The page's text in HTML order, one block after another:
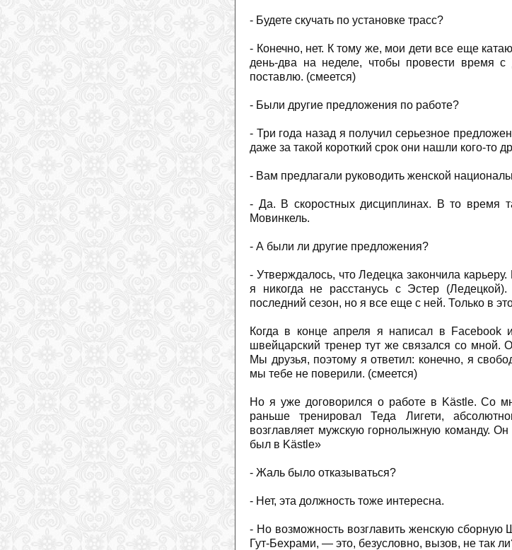
- Будете скучать по установке трасс?
- Конечно, нет. К тому же, мои дети все еще
день-два на неделе, чтобы провести время
поставлю. (смеется)
- Были другие предложения по работе?
- Три года назад я получил серьезное
даже за такой короткий срок они нашли кого-то
- Вам предлагали руководить женской
- Да. В скоростных дисциплинах. В то время
Мовинкель.
- А были ли другие предложения?
- Утверждалось, что Ледецка закончила
я никогда не расстанусь с Эстер
последний сезон, но я все еще с ней. Только в
Когда в конце апреля я написал в Facebook
швейцарский тренер тут же связался со мной.
Мы друзья, поэтому я ответил: конечно, я
мы тебе не поверили. (смеется)
Но я уже договорился о работе в Kästle. Со
раньше тренировал Теда Лигети,
возглавляет мужскую горнолыжную команду.
был в Kästle»
- Жаль было отказываться?
- Нет, эта должность тоже интересна.
- Но возможность возглавить женскую сборную
Гут-Бехрами, — это, безусловно, вызов, не так